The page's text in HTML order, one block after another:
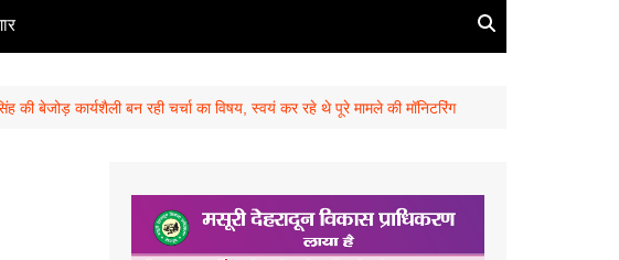
कार्यशैली बन रही चर्चा का विषय, स्वयं कर रहे थे पूरे मामले की मॉनिटरिंग